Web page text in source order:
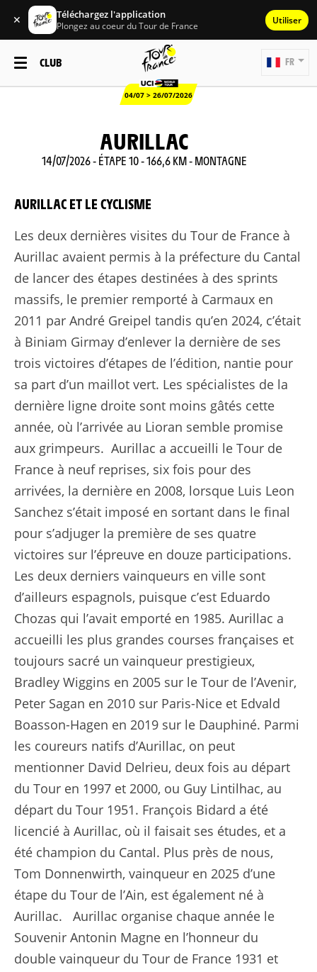
✕ Téléchargez l'application
Plongez au coeur du Tour de France Utiliser
CLUB
04/07 > 26/07/2026
FR
AURILLAC
14/07/2026 - ÉTAPE 10 - 166,6 KM - MONTAGNE
AURILLAC ET LE CYCLISME
Les deux dernières visites du Tour de France à
Aurillac avaient permis à la préfecture du Cantal
de lancer des étapes destinées à des sprints
massifs, le premier remporté à Carmaux en
2011 par André Greipel tandis qu’en 2024, c’était
à Biniam Girmay d’enlever la dernière de ses
trois victoires d’étapes de l’édition, nantie pour
sa part d’un maillot vert. Les spécialistes de la
dernière ligne droite sont moins gâtés cette
année, où l’arrivée au Lioran semble promise
aux grimpeurs. Aurillac a accueilli le Tour de
France à neuf reprises, six fois pour des
arrivées, la dernière en 2008, lorsque Luis Leon
Sanchez s’était imposé en sortant dans le final
pour s’adjuger la première de ses quatre
victoires sur l’épreuve en douze participations.
Les deux derniers vainqueurs en ville sont
d’ailleurs espagnols, puisque c’est Eduardo
Chozas qui l’avait emporté en 1985. Aurillac a
accueilli les plus grandes courses françaises et
toujours sacré un vainqueur prestigieux,
Bradley Wiggins en 2005 sur le Tour de l’Avenir,
Peter Sagan en 2010 sur Paris-Nice et Edvald
Boasson-Hagen en 2019 sur le Dauphiné. Parmi
les coureurs natifs d’Aurillac, on peut
mentionner David Delrieu, deux fois au départ
du Tour en 1997 et 2000, ou Guy Lintilhac, au
départ du Tour 1951. François Bidard a été
licencié à Aurillac, où il faisait ses études, et a
été champion du Cantal. Plus près de nous,
Tom Donnenwirth, vainqueur en 2025 d’une
étape du Tour de l’Ain, est également né à
Aurillac. Aurillac organise chaque année le
Souvenir Antonin Magne en l’honneur du
double vainqueur du Tour de France 1931 et